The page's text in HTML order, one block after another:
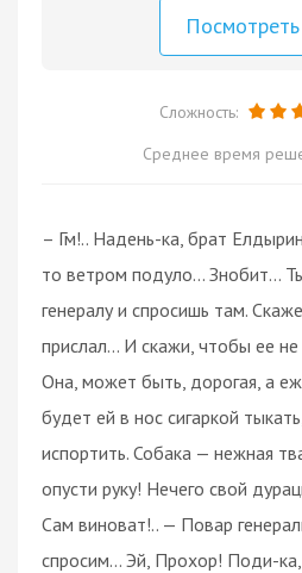
Посмотреть
Сложность:
Среднее время
– Гм!.. Надень-ка, брат
то ветром подуло... Знобит...
генералу и спросишь там.
прислал... И скажи, чтобы ее не
Она, может быть, дорогая, а
будет ей в нос сигаркой
испортить. Собака — нежная
опусти руку! Нечего свой
Сам виноват!.. — Повар
спросим... Эй, Прохор! Поди-